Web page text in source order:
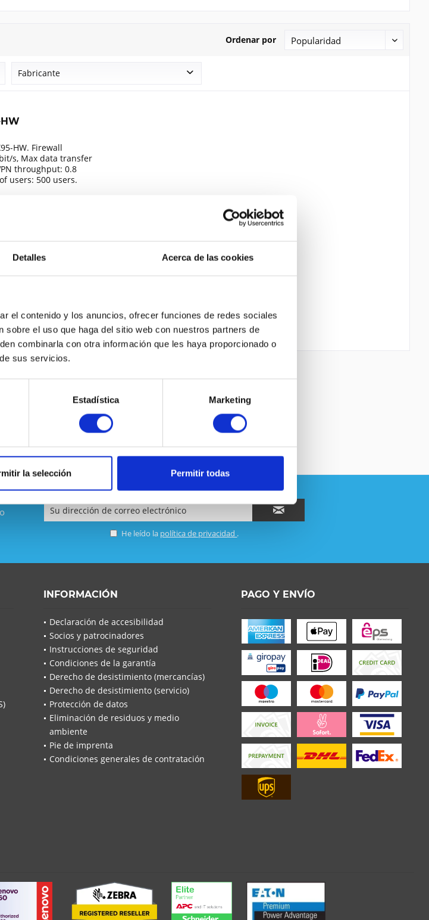
Detalles Acerca de las cookies
el contenido y los anuncios, ofrecer funciones de redes sociales
el uso que haga del sitio web con nuestros partners de
combinarla con otra información que les haya proporcionado o
sus servicios.
Estadística Marketing
la selección Permitir todas
Ordenar por
Fabricante
HW
HW. Firewall
s, Max data transfer
throughput: 0.8
users: 500 users.
He leído la política de privacidad .
INFORMACIÓN
Declaración de accesibilidad
Socios y patrocinadores
Instrucciones de seguridad
Condiciones de la garantía
Derecho de desistimiento (mercancías)
Derecho de desistimiento (servicio)
Protección de datos
Eliminación de residuos y medio
ambiente
Pie de imprenta
Condiciones generales de contratación
PAGO Y ENVÍO